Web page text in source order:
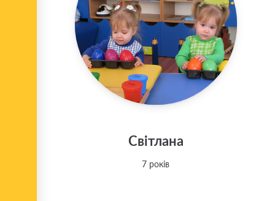
Світлана
7 років